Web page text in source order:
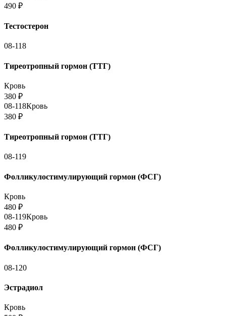
490 ₽
Тестостерон
08-118
Тиреотропный гормон (ТТГ)
Кровь
380 ₽
08-118Кровь
380 ₽
Тиреотропный гормон (ТТГ)
08-119
Фолликулостимулирующий гормон (ФСГ)
Кровь
480 ₽
08-119Кровь
480 ₽
Фолликулостимулирующий гормон (ФСГ)
08-120
Эстрадиол
Кровь